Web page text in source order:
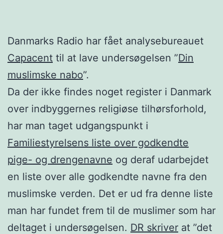
Danmarks Radio har fået analysebureauet
Capacent til at lave undersøgelsen ”Din
muslimske nabo”.
Da der ikke findes noget register i Danmark
over indbyggernes religiøse tilhørsforhold,
har man taget udgangspunkt i
Familiestyrelsens liste over godkendte
pige- og drengenavne og deraf udarbejdet
en liste over alle godkendte navne fra den
muslimske verden. Det er ud fra denne liste
man har fundet frem til de muslimer som har
deltaget i undersøgelsen. DR skriver at ”det